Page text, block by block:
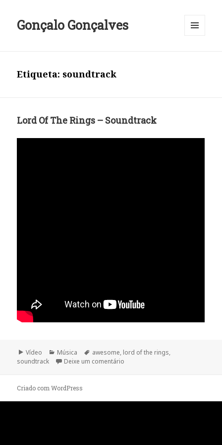
Gonçalo Gonçalves
Etiqueta: soundtrack
Lord Of The Rings – Soundtrack
Formato
Vídeo Categorias
Música Etiquetas
awesome, lord of the rings,
soundtrack
Deixe um comentário
Criado com WordPress